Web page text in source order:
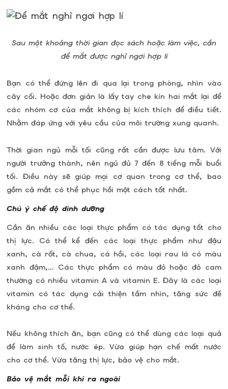
Sau một khoảng thời gian đọc sách hoặc làm việc, cần
để mắt được nghỉ ngơi hợp lí
Bạn có thể đứng lên đi qua lại trong phòng, nhìn vào
cây cối. Hoặc đơn giản là lấy tay che kín hai mắt lại để
các nhóm cơ của mắt không bị kích thích để điều tiết.
Nhằm đáp ứng với yêu cầu của môi trường xung quanh.
Thời gian ngủ mỗi tối cũng rất cần được lưu tâm. Với
người trưởng thành, nên ngủ đủ 7 đến 8 tiếng mỗi buổi
tối. Điều này sẽ giúp mọi cơ quan trong cơ thể, bao
gồm cả mắt có thể phục hồi một cách tốt nhất.
Chú ý chế độ dinh dưỡng
Cần ăn nhiều các loại thực phẩm có tác dụng tốt cho
thị lực. Có thể kể đến các loại thực phẩm như đậu
xanh, cà rốt, cà chua, cá hồi, các loại rau lá có màu
xanh đậm,… Các thực phẩm có màu đỏ hoặc đỏ cam
thường có nhiều vitamin A và vitamin E. Đây là các loại
vitamin có tác dụng cải thiện tầm nhìn, tăng sức đề
kháng cho cơ thể.
Nếu không thích ăn, bạn cũng có thể dùng các loại quả
để làm sinh tố, nước ép. Vừa giúp hạn chế mất nước
cho cơ thể. Vừa tăng thị lực, bảo vệ cho mắt.
Bảo vệ mắt mỗi khi ra ngoài